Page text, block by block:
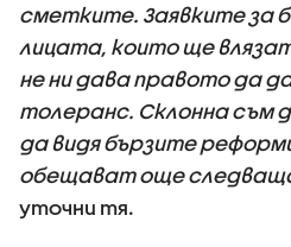
сметките. Заявките за
лицата, които ще
не ни дава правото да
толеранс. Склонна съм
да видя бързите
обещават още
уточни тя.